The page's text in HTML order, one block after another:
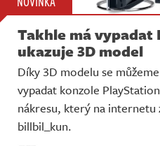
Takhle má vypadat
ukazuje 3D model
Díky 3D modelu se
vypadat konzole
nákresu, který na internetu
billbil_kun.